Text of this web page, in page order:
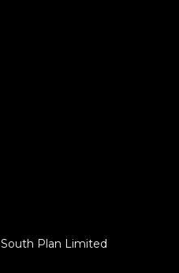
Plan Limited